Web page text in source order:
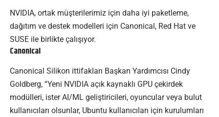
NVIDIA, ortak müşterilerimiz için daha iyi paketleme,
dağıtım ve destek modelleri için Canonical, Red Hat ve
SUSE ile birlikte çalışıyor.
Canonical
Canonical Silikon ittifakları Başkan Yardımcısı Cindy
Goldberg, “Yeni NVIDIA açık kaynaklı GPU çekirdek
modülleri, ister AI/ML geliştiricileri, oyuncular veya bulut
kullanıcıları olsunlar, Ubuntu kullanıcıları için kurulumları